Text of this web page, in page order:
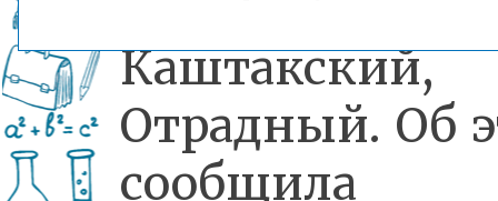
Каштакский,
Отрадный. Об
сообщила